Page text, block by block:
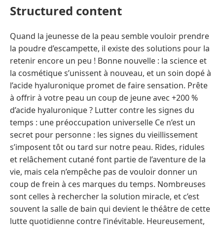
Structured content
Quand la jeunesse de la peau semble vouloir prendre
la poudre d’escampette, il existe des solutions pour la
retenir encore un peu ! Bonne nouvelle : la science et
la cosmétique s’unissent à nouveau, et un soin dopé à
l’acide hyaluronique promet de faire sensation. Prête
à offrir à votre peau un coup de jeune avec +200 %
d’acide hyaluronique ? Lutter contre les signes du
temps : une préoccupation universelle Ce n’est un
secret pour personne : les signes du vieillissement
s’imposent tôt ou tard sur notre peau. Rides, ridules
et relâchement cutané font partie de l’aventure de la
vie, mais cela n’empêche pas de vouloir donner un
coup de frein à ces marques du temps. Nombreuses
sont celles à rechercher la solution miracle, et c’est
souvent la salle de bain qui devient le théâtre de cette
lutte quotidienne contre l’inévitable. Heureusement,